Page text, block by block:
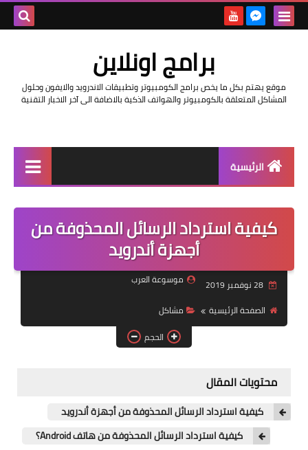
برامج اونلاين
موقع يهتم بكل ما يخص برامج الكومبيوتر وتطبيقات الاندرويد والايفون وحلول
المشاكل المتعلقة بالكومبيوتر والهواتف الذكية بالاضافة الى آخر الاخبار التقنية
الرئيسية
مراجعات
حماية
اندرويد
ويندوز
الربح من الانترنت
كيفية استرداد الرسائل المحذوفة من
أجهزة أندرويد
28 نوفمبر 2019
موسوعة العرب
الصفحة الرئيسية
مشاكل
الحجم
محتويات المقال
كيفية استرداد الرسائل المحذوفة من أجهزة أندرويد
كيفية استرداد الرسائل المحذوفة من هاتف Android؟